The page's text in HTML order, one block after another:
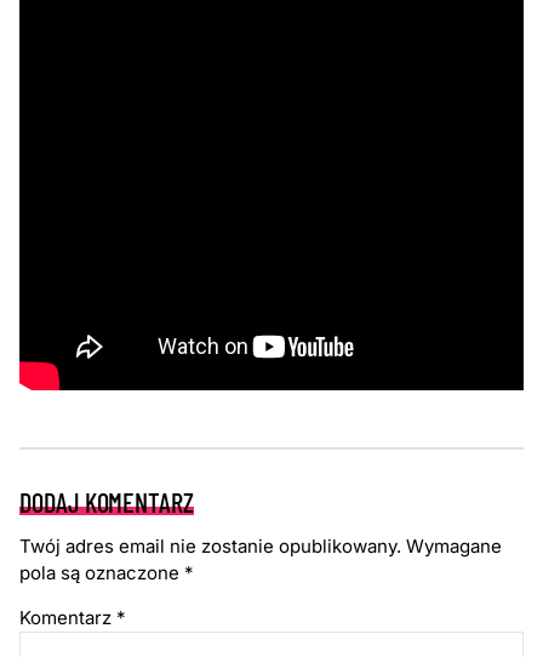
DODAJ KOMENTARZ
Twój adres email nie zostanie opublikowany. Wymagane
pola są oznaczone *
Komentarz *